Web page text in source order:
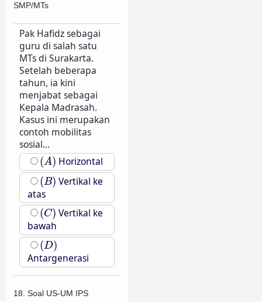
SMP/MTs
Pak Hafidz sebagai
guru di salah satu
MTs di Surakarta.
Setelah beberapa
tahun, ia kini
menjabat sebagai
Kepala Madrasah.
Kasus ini merupakan
contoh mobilitas
sosial...
(A)
(A) Horizontal
(B)
(B) Vertikal ke
atas
(C)
(C) Vertikal ke
bawah
(D)
(D)
Antargenerasi
18. Soal US-UM IPS